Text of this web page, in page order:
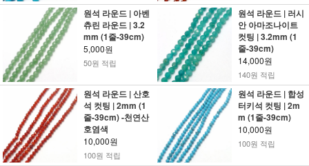
원석 라운드 | 아벤
츄린 라운드 | 3.2
mm (1줄-39cm)
5,000원
50원 적립
원석 라운드 | 러시
안 아마조나이트
컷팅 | 3.2mm (1
줄-39cm)
14,000원
140원 적립
원석 라운드 | 산호
석 컷팅 | 2mm (1
줄-39cm) -천연산
호염색
10,000원
100원 적립
원석 라운드 | 합성
터키석 컷팅 | 2m
m (1줄-39cm)
10,000원
100원 적립